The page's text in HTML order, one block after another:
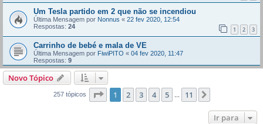
Um Tesla partido em 2 que não se incendiou
Última Mensagem por Nonnus « 22 fev 2020, 12:54
Respostas: 24 1 2 3
Carrinho de bebé e mala de VE
Última Mensagem por FiwiPITO « 04 fev 2020, 11:47
Respostas: 9
Novo Tópico
257 tópicos Página de 11
1 2 3 4 5 11
Ir para